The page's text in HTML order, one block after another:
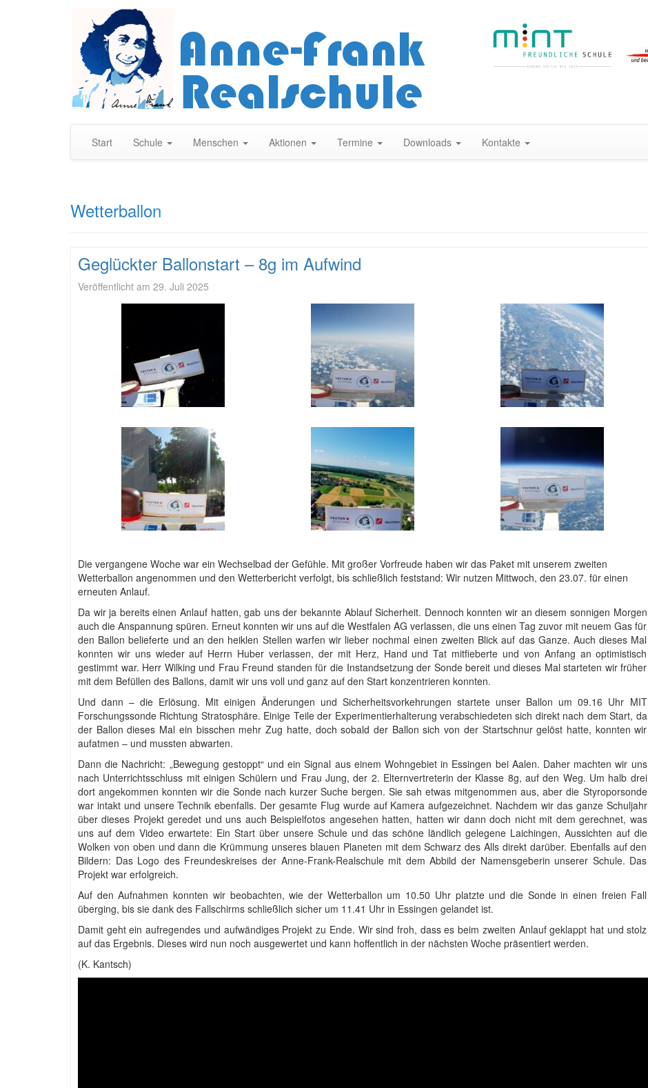
Inhalt
Start Schule Menschen Aktionen Termine Downloads Kontakte
Wetterballon
Geglückter Ballonstart – 8g im Aufwind
Veröffentlicht am 29. Juli 2025
Die vergangene Woche war ein Wechselbad der Gefühle. Mit großer Vorfreude haben wir das Paket mit unserem zweiten
Wetterballon angenommen und den Wetterbericht verfolgt, bis schließlich feststand: Wir nutzen Mittwoch, den 23.07. für einen
erneuten Anlauf.
Da wir ja bereits einen Anlauf hatten, gab uns der bekannte Ablauf Sicherheit. Dennoch konnten wir an diesem sonnigen Morgen
auch die Anspannung spüren. Erneut konnten wir uns auf die Westfalen AG verlassen, die uns einen Tag zuvor mit neuem Gas für
den Ballon belieferte und an den heiklen Stellen warfen wir lieber nochmal einen zweiten Blick auf das Ganze. Auch dieses Mal
konnten wir uns wieder auf Herrn Huber verlassen, der mit Herz, Hand und Tat mitfieberte und von Anfang an optimistisch
gestimmt war. Herr Wilking und Frau Freund standen für die Instandsetzung der Sonde bereit und dieses Mal starteten wir früher
mit dem Befüllen des Ballons, damit wir uns voll und ganz auf den Start konzentrieren konnten.
Und dann – die Erlösung. Mit einigen Änderungen und Sicherheitsvorkehrungen startete unser Ballon um 09.16 Uhr MIT
Forschungssonde Richtung Stratosphäre. Einige Teile der Experimentierhalterung verabschiedeten sich direkt nach dem Start, da
der Ballon dieses Mal ein bisschen mehr Zug hatte, doch sobald der Ballon sich von der Startschnur gelöst hatte, konnten wir
aufatmen – und mussten abwarten.
Dann die Nachricht: „Bewegung gestoppt“ und ein Signal aus einem Wohngebiet in Essingen bei Aalen. Daher machten wir uns
nach Unterrichtsschluss mit einigen Schülern und Frau Jung, der 2. Elternvertreterin der Klasse 8g, auf den Weg. Um halb drei
dort angekommen konnten wir die Sonde nach kurzer Suche bergen. Sie sah etwas mitgenommen aus, aber die Styroporsonde
war intakt und unsere Technik ebenfalls. Der gesamte Flug wurde auf Kamera aufgezeichnet. Nachdem wir das ganze Schuljahr
über dieses Projekt geredet und uns auch Beispielfotos angesehen hatten, hatten wir dann doch nicht mit dem gerechnet, was
uns auf dem Video erwartete: Ein Start über unsere Schule und das schöne ländlich gelegene Laichingen, Aussichten auf die
Wolken von oben und dann die Krümmung unseres blauen Planeten mit dem Schwarz des Alls direkt darüber. Ebenfalls auf den
Bildern: Das Logo des Freundeskreises der Anne-Frank-Realschule mit dem Abbild der Namensgeberin unserer Schule. Das
Projekt war erfolgreich.
Auf den Aufnahmen konnten wir beobachten, wie der Wetterballon um 10.50 Uhr platzte und die Sonde in einen freien Fall
überging, bis sie dank des Fallschirms schließlich sicher um 11.41 Uhr in Essingen gelandet ist.
Damit geht ein aufregendes und aufwändiges Projekt zu Ende. Wir sind froh, dass es beim zweiten Anlauf geklappt hat und stolz
auf das Ergebnis. Dieses wird nun noch ausgewertet und kann hoffentlich in der nächsten Woche präsentiert werden.
(K. Kantsch)